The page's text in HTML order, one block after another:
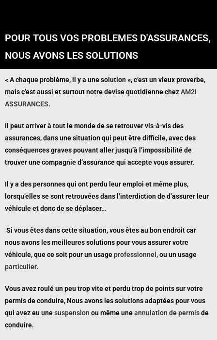
POUR TOUS VOS PROBLEMES D'ASSURANCES,
NOUS AVONS LES SOLUTIONS
« A chaque problème, il y a une solution », c’est un vieux proverbe,
mais c’est aussi et surtout notre devise quotidienne chezAM2I
ASSURANCES.
Il peut arriver à tout le monde de se retrouver vis-à-vis des
assurances, dans une situation qui peut être difficile, avec des
conséquences graves pouvant aller jusqu’à l’impossibilité de
trouver une compagnie d’assurance qui accepte vous assurer.
Il y a des personnes qui ont perdu leur emploi et même plus,
lorsqu’elles se sont retrouvées dans l’interdiction de d’assurer leur
véhicule et donc de se déplacer…
Si vous êtes dans cette situation, vous êtes au bon endroit car
nous avons les meilleures solutions pour vous assurer votre
véhicule, que ce soit pour un usageprofessionnel , ou un usage
particulier.
Vous avez roulé un peu trop vite et perdu trop de points sur votre
permis de conduire, Nous avons les solutions adaptées pour vous
qui avez eu unesuspension ou même uneannulation de permisde
conduire.